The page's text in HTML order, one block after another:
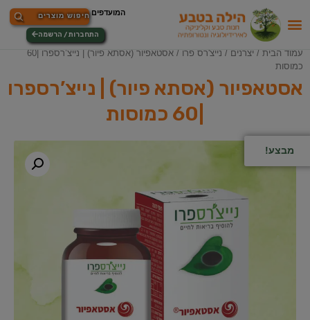
התחברות / הרשמה
עמוד הבית / יצרנים / נייצ'רס פרו
/ אסטאפיור (אסתא פיור) | נייצ’רספרו |60
כמוסות
אסטאפיור (אסתא פיור) | נייצ’רספרו
מבצע!